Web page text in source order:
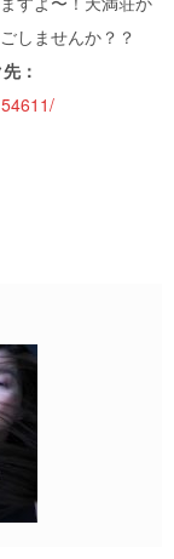
しませんか？？
：